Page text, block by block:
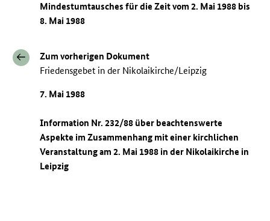
Mindestumtausches für die Zeit vom 2. Mai 1988 bis
8. Mai 1988
Zum vorherigen Dokument
Friedensgebet in der Nikolaikirche/Leipzig
7. Mai 1988
Information Nr. 232/88 über beachtenswerte
Aspekte im Zusammenhang mit einer kirchlichen
Veranstaltung am 2. Mai 1988 in der Nikolaikirche in
Leipzig